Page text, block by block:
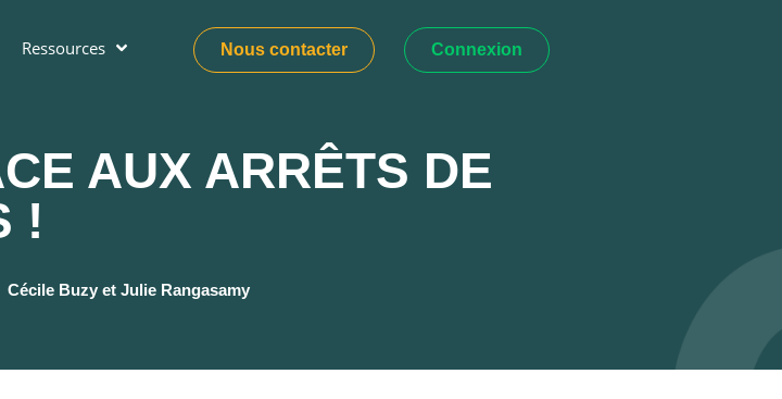
Ressources Nous contacter Connexion
AUX ARRÊTS DE
!
Cécile Buzy et Julie Rangasamy